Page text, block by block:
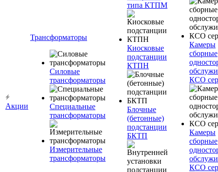
Акции
Трансформаторы
Силовые
трансформаторы
Специальные
трансформаторы
Измерительные
трансформаторы
типа КТПМ
Киосковые
подстанции
КТПН
Блочные
(бетонные)
подстанции
БКТП
Камеры
сборные
КСО
Камеры
сборные
КСО